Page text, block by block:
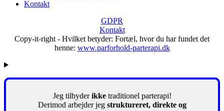
Kontakt
GDPR
Kontakt
Copy-it-right - Hvilket betyder: Fortæl, hvor du har fundet det
henne: www.parforhold-parterapi.dk
Jeg tilbyderikke traditionel parterapi!
Derimod arbejder jeg struktureret, direkte og